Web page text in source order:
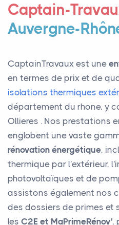
Captain-
Auvergne-
CaptainTravaux est une
en termes de prix et de
isolations thermiques
département du rhone, y
Ollieres . Nos prestations
englobent une vaste
rénovation énergétique,
thermique par l'extérieur,
photovoltaïques et de
assistons également nos
des dossiers de primes et
les C2E et MaPrimeRénov',